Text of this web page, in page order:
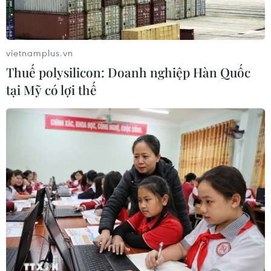
04/08/2026 14:34
CƠ QUAN CHỦ QUẢN: THÔNG TẤN XÃ VIỆT NAM
Tổng Biên tập: TRẦN TIẾN DUẨN
Phó Tổng Biên tập: NGUYỄN THỊ TÁM, KHÚC THANH
THỦY
Sở hữu trí tuệ
Quy định sử dụng
vietnamplus.vn
Thuế polysilicon: Doanh nghiệp Hàn Quốc
tại Mỹ có lợi thế